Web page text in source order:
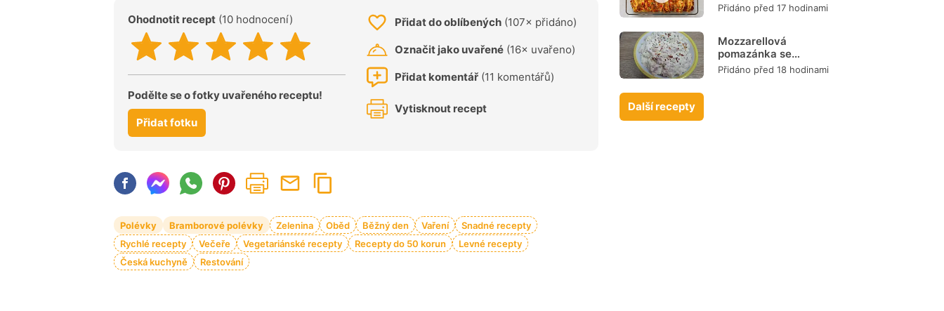
Ohodnotit recept (10 hodnocení)
Podělte se o fotky uvařeného receptu!
Přidat fotku
Přidat do oblíbených (107× přidáno)
Označit jako uvařené (16× uvařeno)
Přidat komentář (11 komentářů)
Vytisknout recept
Polévky Bramborové polévky Zelenina Oběd Běžný den Vaření
Snadné recepty
Rychlé recepty
Večeře Vegetariánské recepty Recepty do 50 korun
Levné recepty
Česká kuchyně
Restování
Přidáno před 17 hodinami
Mozzarellová
pomazánka se
šunkou
Přidáno před 18 hodinami
Další recepty